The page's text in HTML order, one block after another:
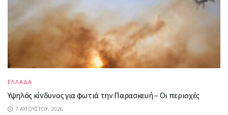
ΕΛΛΑΔΑ
Υψηλός κίνδυνος για φωτιά την Παρασκευή – Οι περιοχές
7 ΑΥΓΟΎΣΤΟΥ, 2026